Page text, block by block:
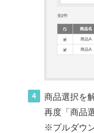
4
商品選択を
再度「商品
※プルダウ